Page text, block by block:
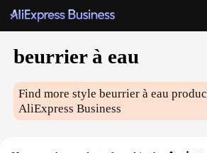
beurrier à eau
Find more stylebeurrier à eau
AliExpress Business